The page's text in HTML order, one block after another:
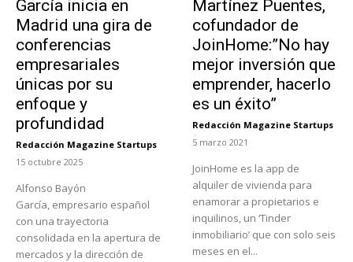
García inicia en
Madrid una gira de
conferencias
empresariales
únicas por su
enfoque y
profundidad
Redacción Magazine Startups
-
15 octubre 2025
Alfonso Bayón
García, empresario español
con una trayectoria
consolidada en la apertura de
mercados y la dirección de
Martínez Puentes,
cofundador de
JoinHome:”No hay
mejor inversión que
emprender, hacerlo
es un éxito”
Redacción Magazine Startups
-
5 marzo 2021
JoinHome es la app de
alquiler de vivienda para
enamorar a propietarios e
inquilinos, un ‘Tinder
inmobiliario’ que con solo seis
meses en el...